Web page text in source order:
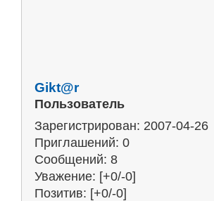
Gikt@r
Пользователь
Зарегистрирован: 2007-04-26
Приглашений: 0
Сообщений: 8
Уважение: [+0/-0]
Позитив: [+0/-0]